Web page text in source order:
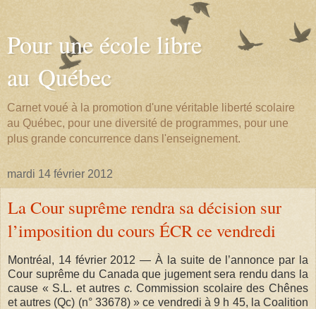
Pour une école libre
au Québec
Carnet voué à la promotion d'une véritable liberté scolaire
au Québec, pour une diversité de programmes, pour une
plus grande concurrence dans l'enseignement.
mardi 14 février 2012
La Cour suprême rendra sa décision sur
l’imposition du cours ÉCR ce vendredi
Montréal, 14 février 2012 — À la suite de l’annonce par la
Cour suprême du Canada que jugement sera rendu dans la
cause « S.L. et autres c. Commission scolaire des Chênes
et autres (Qc) (n° 33678) » ce vendredi à 9 h 45, la Coalition